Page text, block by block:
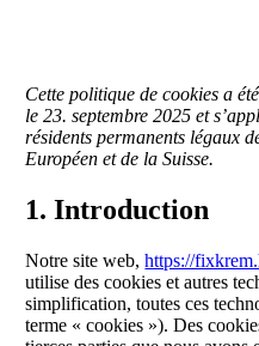
Cette politique de cookies a
le 23. septembre 2025 et
résidents permanents légaux
Européen et de la Suisse.
1. Introduction
Notre site web,https://
utilise des cookies et autres
simplification, toutes ces
terme « cookies »). Des